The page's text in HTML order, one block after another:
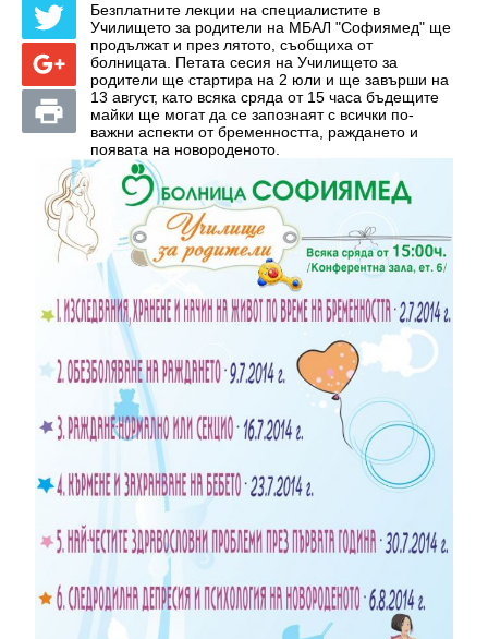
Безплатните лекции на специалистите в
Училището за родители на МБАЛ "Софиямед" ще
продължат и през лятото, съобщиха от
болницата. Петата сесия на Училището за
родители ще стартира на 2 юли и ще завърши на
13 август, като всяка сряда от 15 часа бъдещите
майки ще могат да се запознаят с всички по-
важни аспекти от бременността, раждането и
появата на новороденото.